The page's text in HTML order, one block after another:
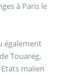
à Paris le
également
Touareg,
malien